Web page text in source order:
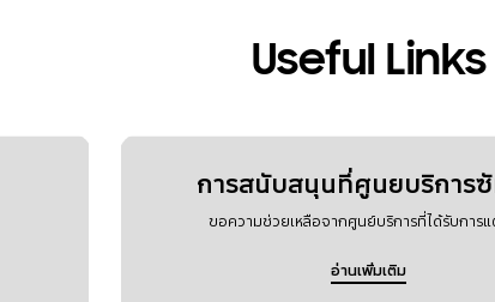
Useful Links
การสนับสนุนที่ศูนยบริการ
ขอความช่วยเหลือจากศูนย์บริการที่ได้รับการ
อ่านเพิ่มเติม